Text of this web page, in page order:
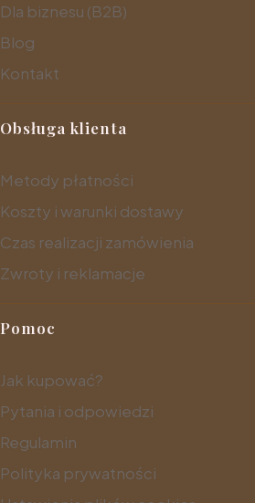
Dla biznesu (B2B)
Blog
Kontakt
Obsługa klienta
Metody płatności
Koszty i warunki dostawy
Czas realizacji zamówienia
Zwroty i reklamacje
Pomoc
Jak kupować?
Pytania i odpowiedzi
Regulamin
Polityka prywatności